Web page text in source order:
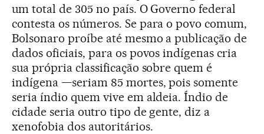
um total de 305 no país. O Governo federal
contesta os números. Se para o povo comum,
Bolsonaro proíbe até mesmo a publicação de
dados oficiais, para os povos indígenas cria
sua própria classificação sobre quem é
indígena —seriam 85 mortes, pois somente
seria índio quem vive em aldeia. Índio de
cidade seria outro tipo de gente, diz a
xenofobia dos autoritários.